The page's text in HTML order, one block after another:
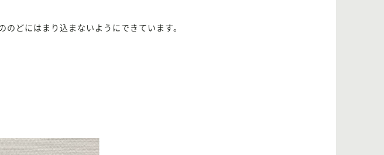
どにはまり込まないようにできています。